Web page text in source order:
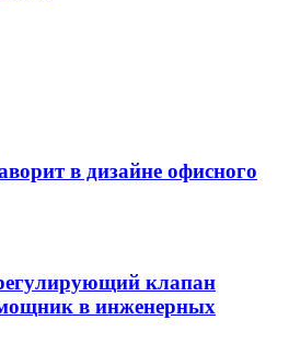
в дизайне офисного
клапан
в инженерных